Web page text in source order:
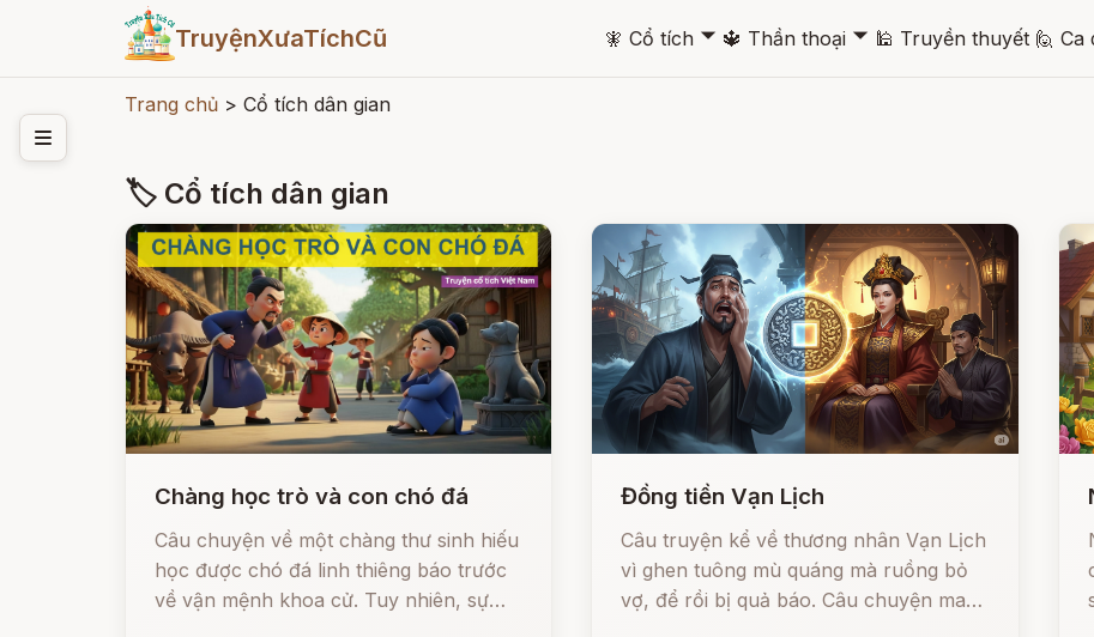
TruyệnXưaTíchCũ 🧚 Cổ tích 🞃 🔱 Thần thoại 🞃 🕌 Truyền thuyết 🙋 Ca
Trang chủ > Cổ tích dân gian
🏷 Cổ tích dân gian
Chàng học trò và con chó đá
Câu chuyện về một chàng thư sinh hiếu
học được chó đá linh thiêng báo trước
về vận mệnh khoa cử. Tuy nhiên, sự
Đồng tiền Vạn Lịch
Câu truyện kể về thương nhân Vạn Lịch
vì ghen tuông mù quáng mà ruồng bỏ
vợ, để rồi bị quả báo. Câu chuyện mang